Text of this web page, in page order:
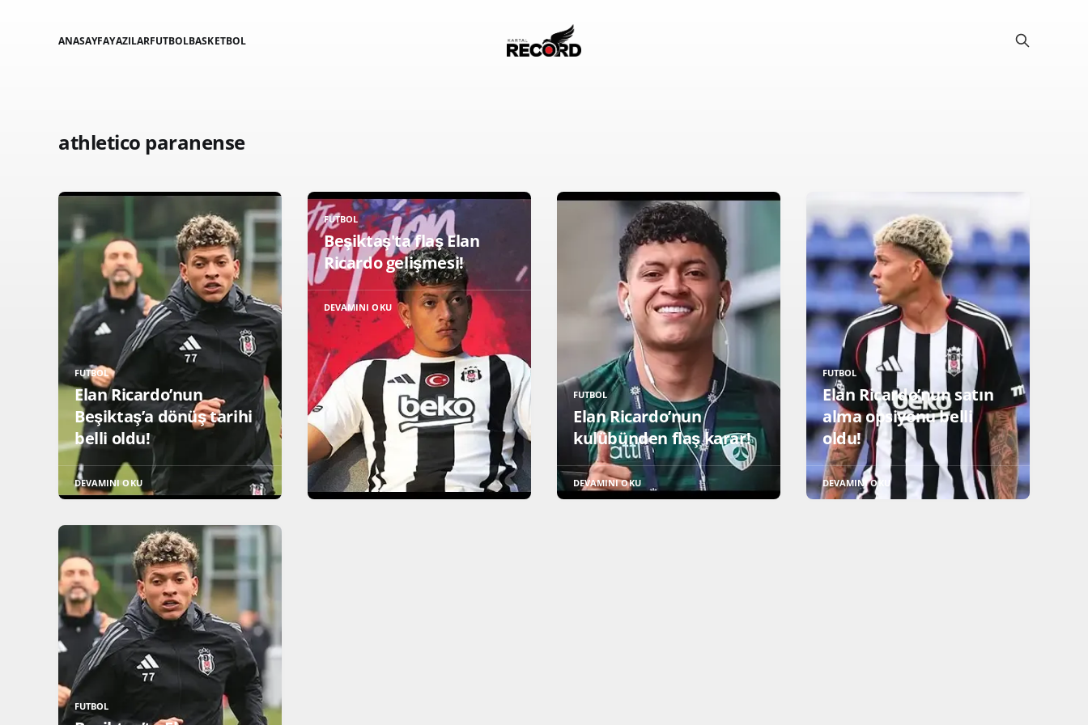
ANASAYFAYAZILARFUTBOLBASKETBOL
athletico paranense
FUTBOL
Elan Ricardo’nun
Beşiktaş’a dönüş tarihi
belli oldu!
DEVAMINI OKU
FUTBOL
Beşiktaş'ta flaş Elan
Ricardo gelişmesi!
DEVAMINI OKU
FUTBOL
Elan Ricardo’nun
kulübünden flaş karar!
DEVAMINI OKU
FUTBOL
Elan Ricardo’nun satın
alma opsiyonu belli
oldu!
DEVAMINI OKU
FUTBOL